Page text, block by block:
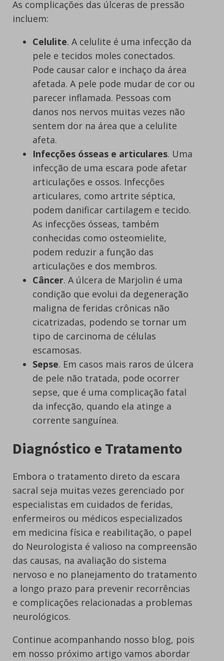
As complicações das úlceras de pressão
incluem:
Celulite. A celulite é uma infecção da
pele e tecidos moles conectados.
Pode causar calor e inchaço da área
afetada. A pele pode mudar de cor ou
parecer inflamada. Pessoas com
danos nos nervos muitas vezes não
sentem dor na área que a celulite
afeta.
Infecções ósseas e articulares. Uma
infecção de uma escara pode afetar
articulações e ossos. Infecções
articulares, como artrite séptica,
podem danificar cartilagem e tecido.
As infecções ósseas, também
conhecidas como osteomielite,
podem reduzir a função das
articulações e dos membros.
Câncer. A úlcera de Marjolin é uma
condição que evolui da degeneração
maligna de feridas crônicas não
cicatrizadas, podendo se tornar um
tipo de carcinoma de células
escamosas.
Sepse. Em casos mais raros de úlcera
de pele não tratada, pode ocorrer
sepse, que é uma complicação fatal
da infecção, quando ela atinge a
corrente sanguínea.
Diagnóstico e Tratamento
Embora o tratamento direto da escara
sacral seja muitas vezes gerenciado por
especialistas em cuidados de feridas,
enfermeiros ou médicos especializados
em medicina física e reabilitação, o papel
do Neurologista é valioso na compreensão
das causas, na avaliação do sistema
nervoso e no planejamento do tratamento
a longo prazo para prevenir recorrências
e complicações relacionadas a problemas
neurológicos.
Continue acompanhando nosso blog, pois
em nosso próximo artigo vamos abordar